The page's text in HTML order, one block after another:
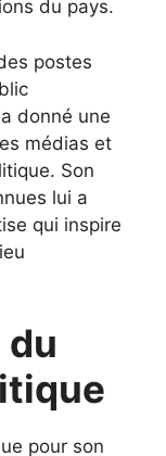
du pays.
postes
donné une
médias et
Son
lui a
qui inspire
pour son